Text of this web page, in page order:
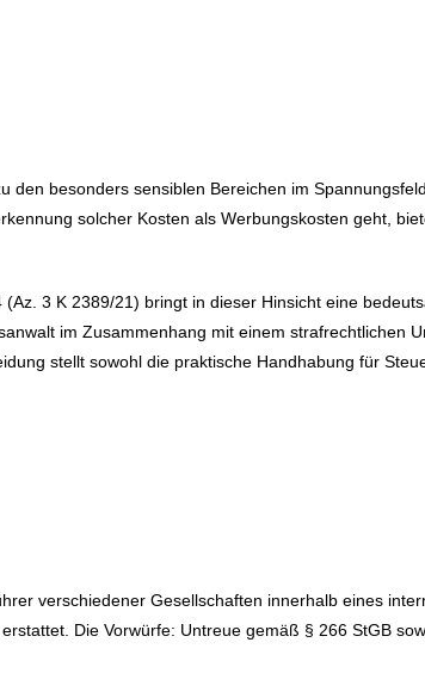
den besonders sensiblen Bereichen im
solcher Kosten als Werbungskosten geht,
3 K 2389/21) bringt in dieser Hinsicht eine
im Zusammenhang mit einem strafrechtlichen
stellt sowohl die praktische Handhabung für
verschiedener Gesellschaften innerhalb eines
Die Vorwürfe: Untreue gemäß § 266 StGB